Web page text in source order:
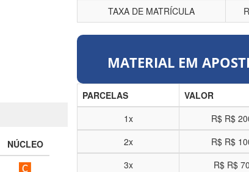
NÚCLEO
TAXA DE MATRÍCULA
MATERIAL EM
PARCELAS
VALOR
1x
R$ R$
2x
R$ R$
3x
R$ R$